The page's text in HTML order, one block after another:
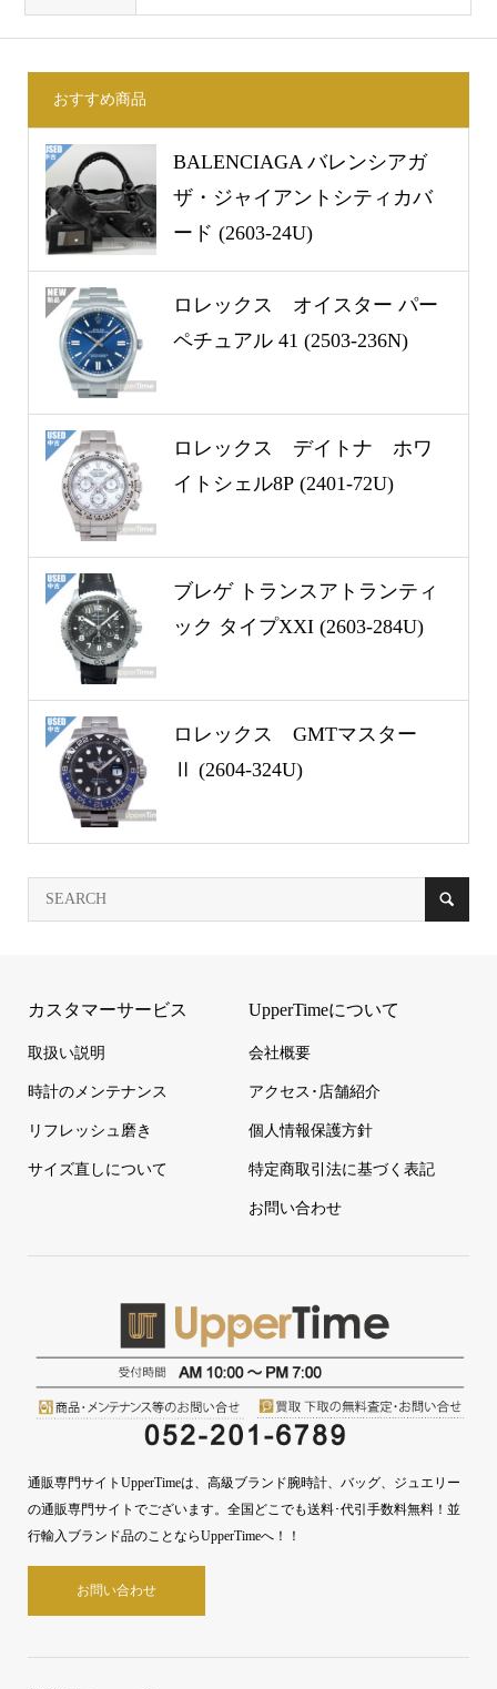
おすすめ商品
BALENCIAGA バレンシアガ
ザ・ジャイアントシティカバ
ード (2603-24U)
ロレックス オイスター パー
ペチュアル 41 (2503-236N)
ロレックス デイトナ ホワ
イトシェル8P (2401-72U)
ブレゲ トランスアトランティ
ック タイプXXI (2603-284U)
ロレックス GMTマスター
Ⅱ (2604-324U)
カスタマーサービス
取扱い説明
時計のメンテナンス
リフレッシュ磨き
サイズ直しについて
UpperTimeについて
会社概要
アクセス･店舗紹介
個人情報保護方針
特定商取引法に基づく表記
お問い合わせ
通販専門サイトUpperTimeは、高級ブランド腕時計、バッグ、ジュエリー
の通販専門サイトでございます。全国どこでも送料･代引手数料無料！並
行輸入ブランド品のことならUpperTimeへ！！
お問い合わせ